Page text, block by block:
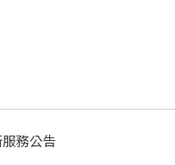
務公告